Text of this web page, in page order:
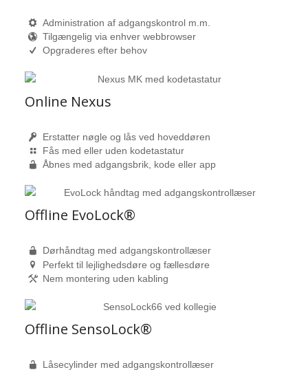
Administration af adgangskontrol m.m.
Tilgængelig via enhver webbrowser
Opgraderes efter behov
Online Nexus
Erstatter nøgle og lås ved hoveddøren
Fås med eller uden kodetastatur
Åbnes med adgangsbrik, kode eller app
Offline EvoLock®
Dørhåndtag med adgangskontrollæser
Perfekt til lejlighedsdøre og fællesdøre
Nem montering uden kabling
Offline SensoLock®
Låsecylinder med adgangskontrollæser